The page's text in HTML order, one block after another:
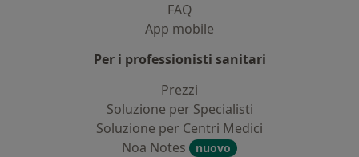
FAQ
App mobile
Per i professionisti sanitari
Prezzi
Soluzione per Specialisti
Soluzione per Centri Medici
Noa Notes
nuovo